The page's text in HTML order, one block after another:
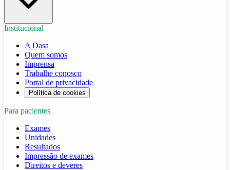
Institucional
A Dasa
Quem somos
Imprensa
Trabalhe conosco
Portal de privacidade
Política de cookies
Para pacientes
Exames
Unidades
Resultados
Impressão de exames
Direitos e deveres